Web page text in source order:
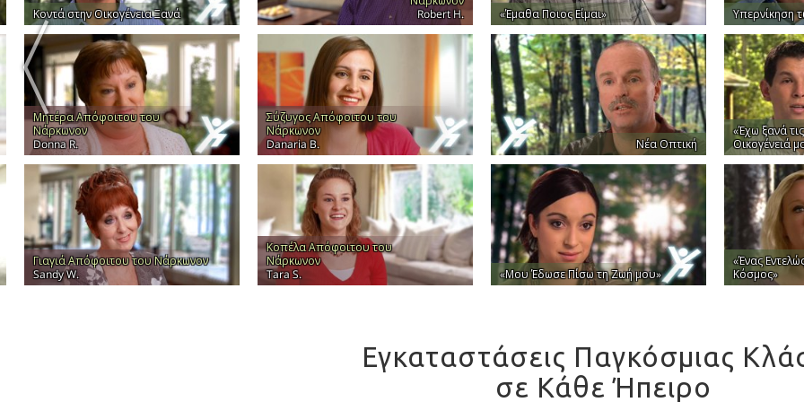
Κοντά στην Οικογένεια Ξανά
Μητέρα Απόφοιτου του
Νάρκωνον
Donna R.
Γιαγιά Απόφοιτου του Νάρκωνον
Sandy W.
Robert H.
Σύζυγος Απόφοιτου του
Νάρκωνον
Danaria B.
Κοπέλα Απόφοιτου του
Νάρκωνον
Tara S.
«Έμαθα Ποιος Είμαι»
Νέα Οπτική
«Μου Έδωσε Πίσω τη Ζωή μου»
Υπερνίκηση
«Έχω ξανά
Οικογένειά
«Ένας
Κόσμος»
Εγκαταστάσεις Παγκόσμιας
σε Κάθε Ήπειρο